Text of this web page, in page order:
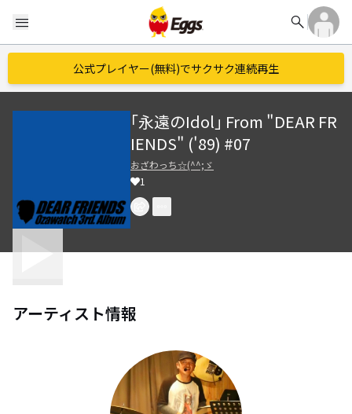
menu search
公式プレイヤー(無料)でサクサク連続再生
｢永遠のIdol｣ From "DEAR FR
IENDS" ('89) #07
おざわっち☆(^^;ゞ
1
アーティスト情報